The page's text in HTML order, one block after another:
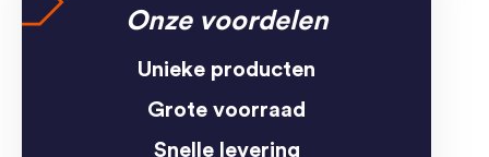
Onze voordelen
Unieke producten
Grote voorraad
Snelle levering